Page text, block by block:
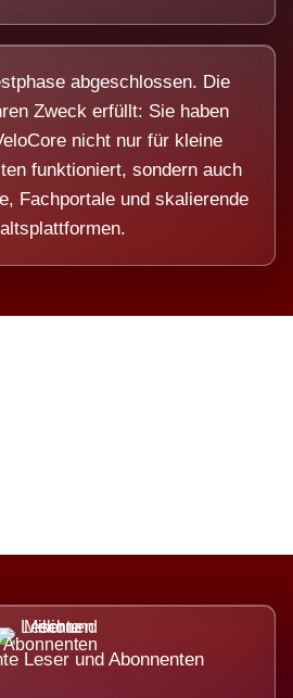
abgeschlossen. Die
Zweck erfüllt: Sie haben
nicht nur für kleine
funktioniert, sondern auch
Fachportale und skalierende
Leser und Abonnenten